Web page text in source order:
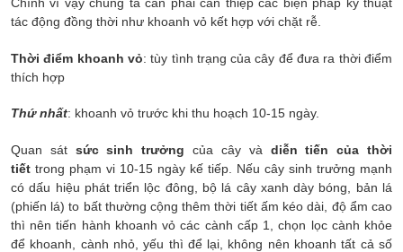
tác động đồng thời như khoanh vỏ kết hợp với chặt rễ.
Thời điểm khoanh vỏ: tùy tình trạng của cây để đưa ra thời điểm
thích hợp
Thứ nhất: khoanh vỏ trước khi thu hoạch 10-15 ngày.
Quan sát sức sinh trưởng của cây và diễn tiến của thời
tiết trong phạm vi 10-15 ngày kế tiếp. Nếu cây sinh trưởng mạnh
có dấu hiệu phát triển lộc đông, bộ lá cây xanh dày bóng, bản lá
(phiến lá) to bất thường cộng thêm thời tiết ấm kéo dài, độ ẩm cao
thì nên tiến hành khoanh vỏ các cành cấp 1, chọn lọc cành khỏe
để khoanh, cành nhỏ, yếu thì để lại, không nên khoanh tất cả số